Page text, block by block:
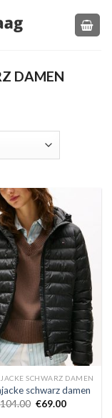
DAMEN
SCHWARZ DAMEN
schwarz damen
104.00 €69.00